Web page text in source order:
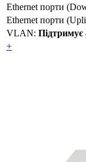
Ethernet порти
Ethernet порти
VLAN: Підтримує
+